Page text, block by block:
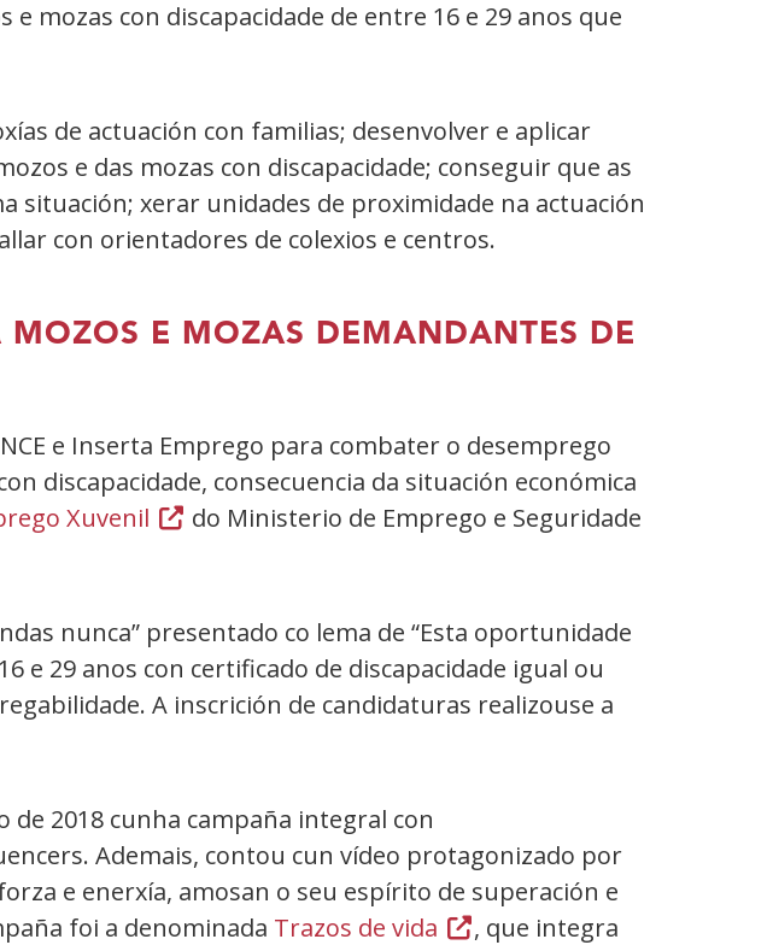
mozas con discapacidade de entre 16 e 29 anos que
de actuación con familias; desenvolver e aplicar
e das mozas con discapacidade; conseguir que as
situación; xerar unidades de proximidade na actuación
con orientadores de colexios e centros.
MOZOS E MOZAS DEMANDANTES DE
e Inserta Emprego para combater o desemprego
discapacidade, consecuencia da situación económica
Xuvenil (Abrir
nova)
do Ministerio de Emprego e Seguridade
nunca” presentado co lema de “Esta oportunidade
e 29 anos con certificado de discapacidade igual ou
A inscrición de candidaturas realizouse a
2018 cunha campaña integral con
Ademais, contou cun vídeo protagonizado por
e enerxía, amosan o seu espírito de superación e
foi a denominada Trazos de vida (Abrir, que integra